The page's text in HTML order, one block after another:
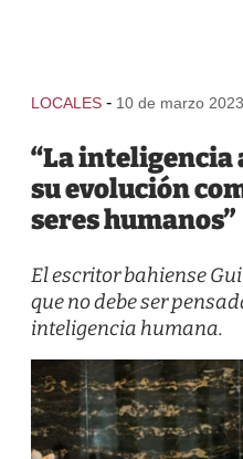
LOCALES - 10 de marzo
“La
su evolución
seres humanos”
El escritor bahiense
que no debe ser
inteligencia humana.